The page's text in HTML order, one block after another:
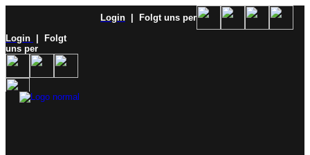
Login
| Folgt uns per
Login
| Folgt
uns per